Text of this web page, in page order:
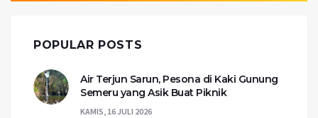
POPULAR POSTS
Air Terjun Sarun, Pesona di Kaki Gunung
Semeru yang Asik Buat Piknik
KAMIS, 16 JULI 2026